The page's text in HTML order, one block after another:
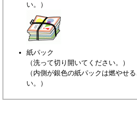
い。）
紙パック
（洗って切り開いてください。）
（内側が銀色の紙パックは燃やせ
い。）